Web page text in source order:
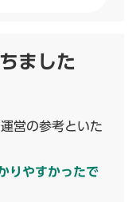
ました
営の参考といた
りやすかったで